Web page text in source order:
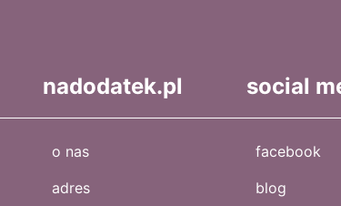
nadodatek.pl
o nas
adres
social
facebook
blog